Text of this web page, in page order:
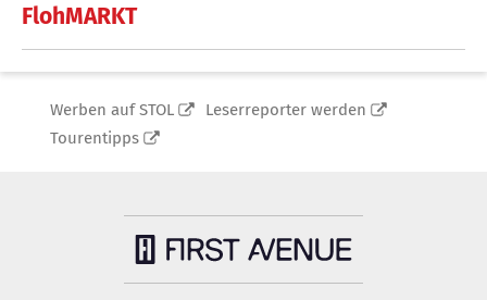
FlohMARKT
Werben auf STOL
Leserreporter werden
Tourentipps